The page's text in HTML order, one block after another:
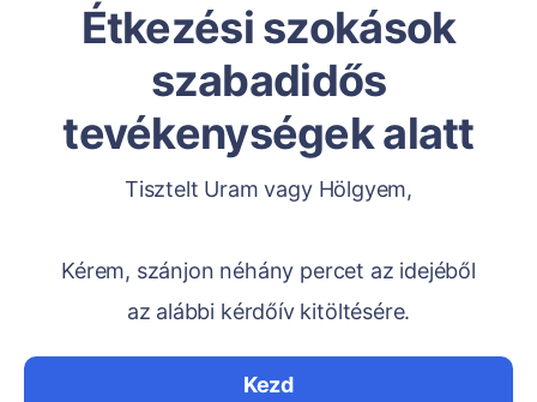
Étkezési szokások
szabadidős
tevékenységek alatt
Tisztelt Uram vagy Hölgyem,
Kérem, szánjon néhány percet az idejéből
az alábbi kérdőív kitöltésére.
Kezd